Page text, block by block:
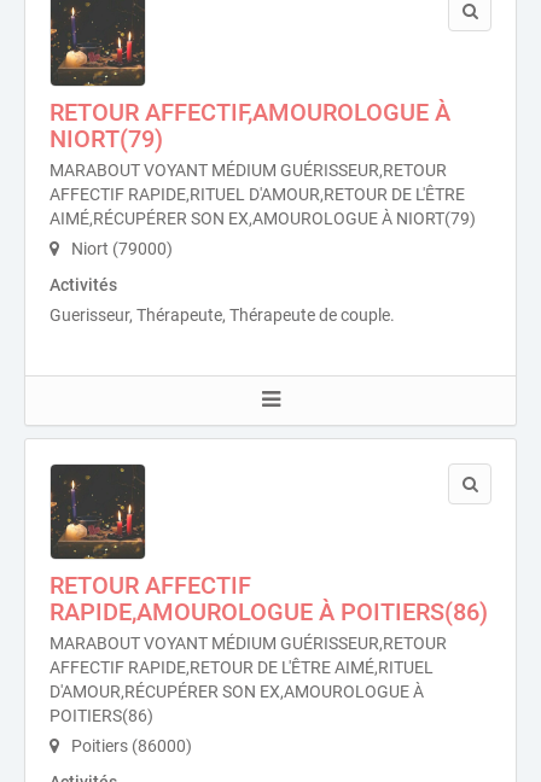
RETOUR AFFECTIF,AMOUROLOGUE À
NIORT(79)
MARABOUT VOYANT MÉDIUM GUÉRISSEUR,RETOUR
AFFECTIF RAPIDE,RITUEL D'AMOUR,RETOUR DE L'ÊTRE
AIMÉ,RÉCUPÉRER SON EX,AMOUROLOGUE À NIORT(79)
Niort (79000)
Activités
Guerisseur, Thérapeute, Thérapeute de couple.
RETOUR AFFECTIF
RAPIDE,AMOUROLOGUE À POITIERS(86)
MARABOUT VOYANT MÉDIUM GUÉRISSEUR,RETOUR
AFFECTIF RAPIDE,RETOUR DE L'ÊTRE AIMÉ,RITUEL
D'AMOUR,RÉCUPÉRER SON EX,AMOUROLOGUE À
POITIERS(86)
Poitiers (86000)